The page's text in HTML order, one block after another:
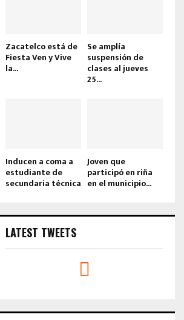
Zacatelco está de
Fiesta Ven y Vive
la...
Se amplía
suspensión de
clases al jueves
25...
Inducen a coma a
estudiante de
secundaria técnica
Joven que
participó en riña
en el municipio...
LATEST TWEETS